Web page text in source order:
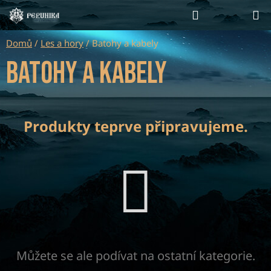
Přejít
na
obsah
Hledat
KOŠÍK
Domů / Les a hory / Batohy a kabely
Batohy a kabely
Produkty teprve připravujeme.
Můžete se ale podívat na ostatní kategorie.